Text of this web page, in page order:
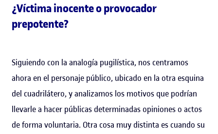
¿Víctima inocente o provocador
prepotente?
Siguiendo con la analogía pugilística, nos centramos
ahora en el personaje público, ubicado en la otra esquina
del cuadrilátero, y analizamos los motivos que podrían
llevarle a hacer públicas determinadas opiniones o actos
de forma voluntaria. Otra cosa muy distinta es cuando su